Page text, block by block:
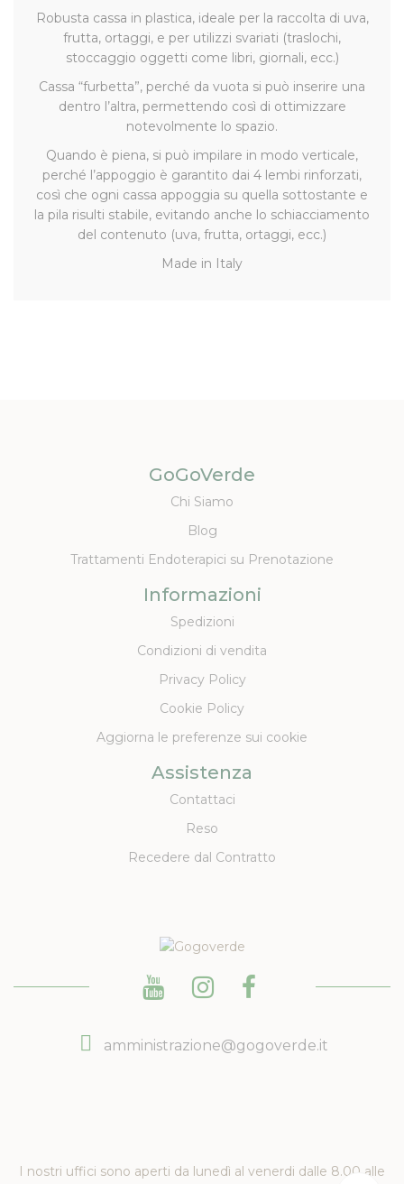
Robusta cassa in plastica, ideale per la raccolta di uva,
frutta, ortaggi, e per utilizzi svariati (traslochi,
stoccaggio oggetti come libri, giornali, ecc.)
Cassa “furbetta”, perché da vuota si può inserire una
dentro l’altra, permettendo così di ottimizzare
notevolmente lo spazio.
Quando è piena, si può impilare in modo verticale,
perché l’appoggio è garantito dai 4 lembi rinforzati,
così che ogni cassa appoggia su quella sottostante e
la pila risulti stabile, evitando anche lo schiacciamento
del contenuto (uva, frutta, ortaggi, ecc.)
Made in Italy
GoGoVerde
Chi Siamo
Blog
Trattamenti Endoterapici su Prenotazione
Informazioni
Spedizioni
Condizioni di vendita
Privacy Policy
Cookie Policy
Aggiorna le preferenze sui cookie
Assistenza
Contattaci
Reso
Recedere dal Contratto
amministrazione@gogoverde.it
I nostri uffici sono aperti da lunedì al venerdi dalle 8.00 alle